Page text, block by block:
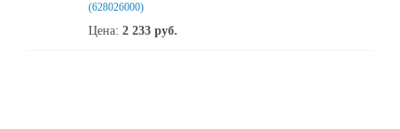
(628026000)
Цена: 2 233 руб.